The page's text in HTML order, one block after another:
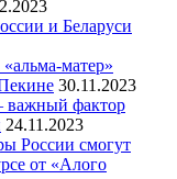
и Беларуси
матер»
30.11.2023
важный фактор
24.11.2023
России смогут
от «Алого